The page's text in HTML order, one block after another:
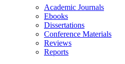
Academic Journals
Ebooks
Dissertations
Conference Materials
Reviews
Reports